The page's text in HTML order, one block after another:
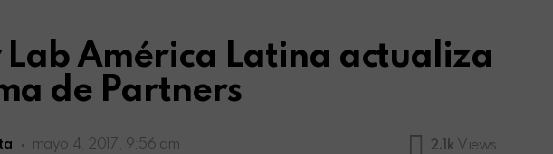
Lab América Latina actualiza
de Partners
mayo 4, 2017, 9:56 am 2.1k Views